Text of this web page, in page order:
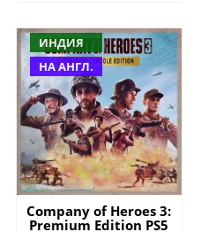
ИНДИЯ
НА АНГЛ.
Company of Heroes 3:
Premium Edition PS5